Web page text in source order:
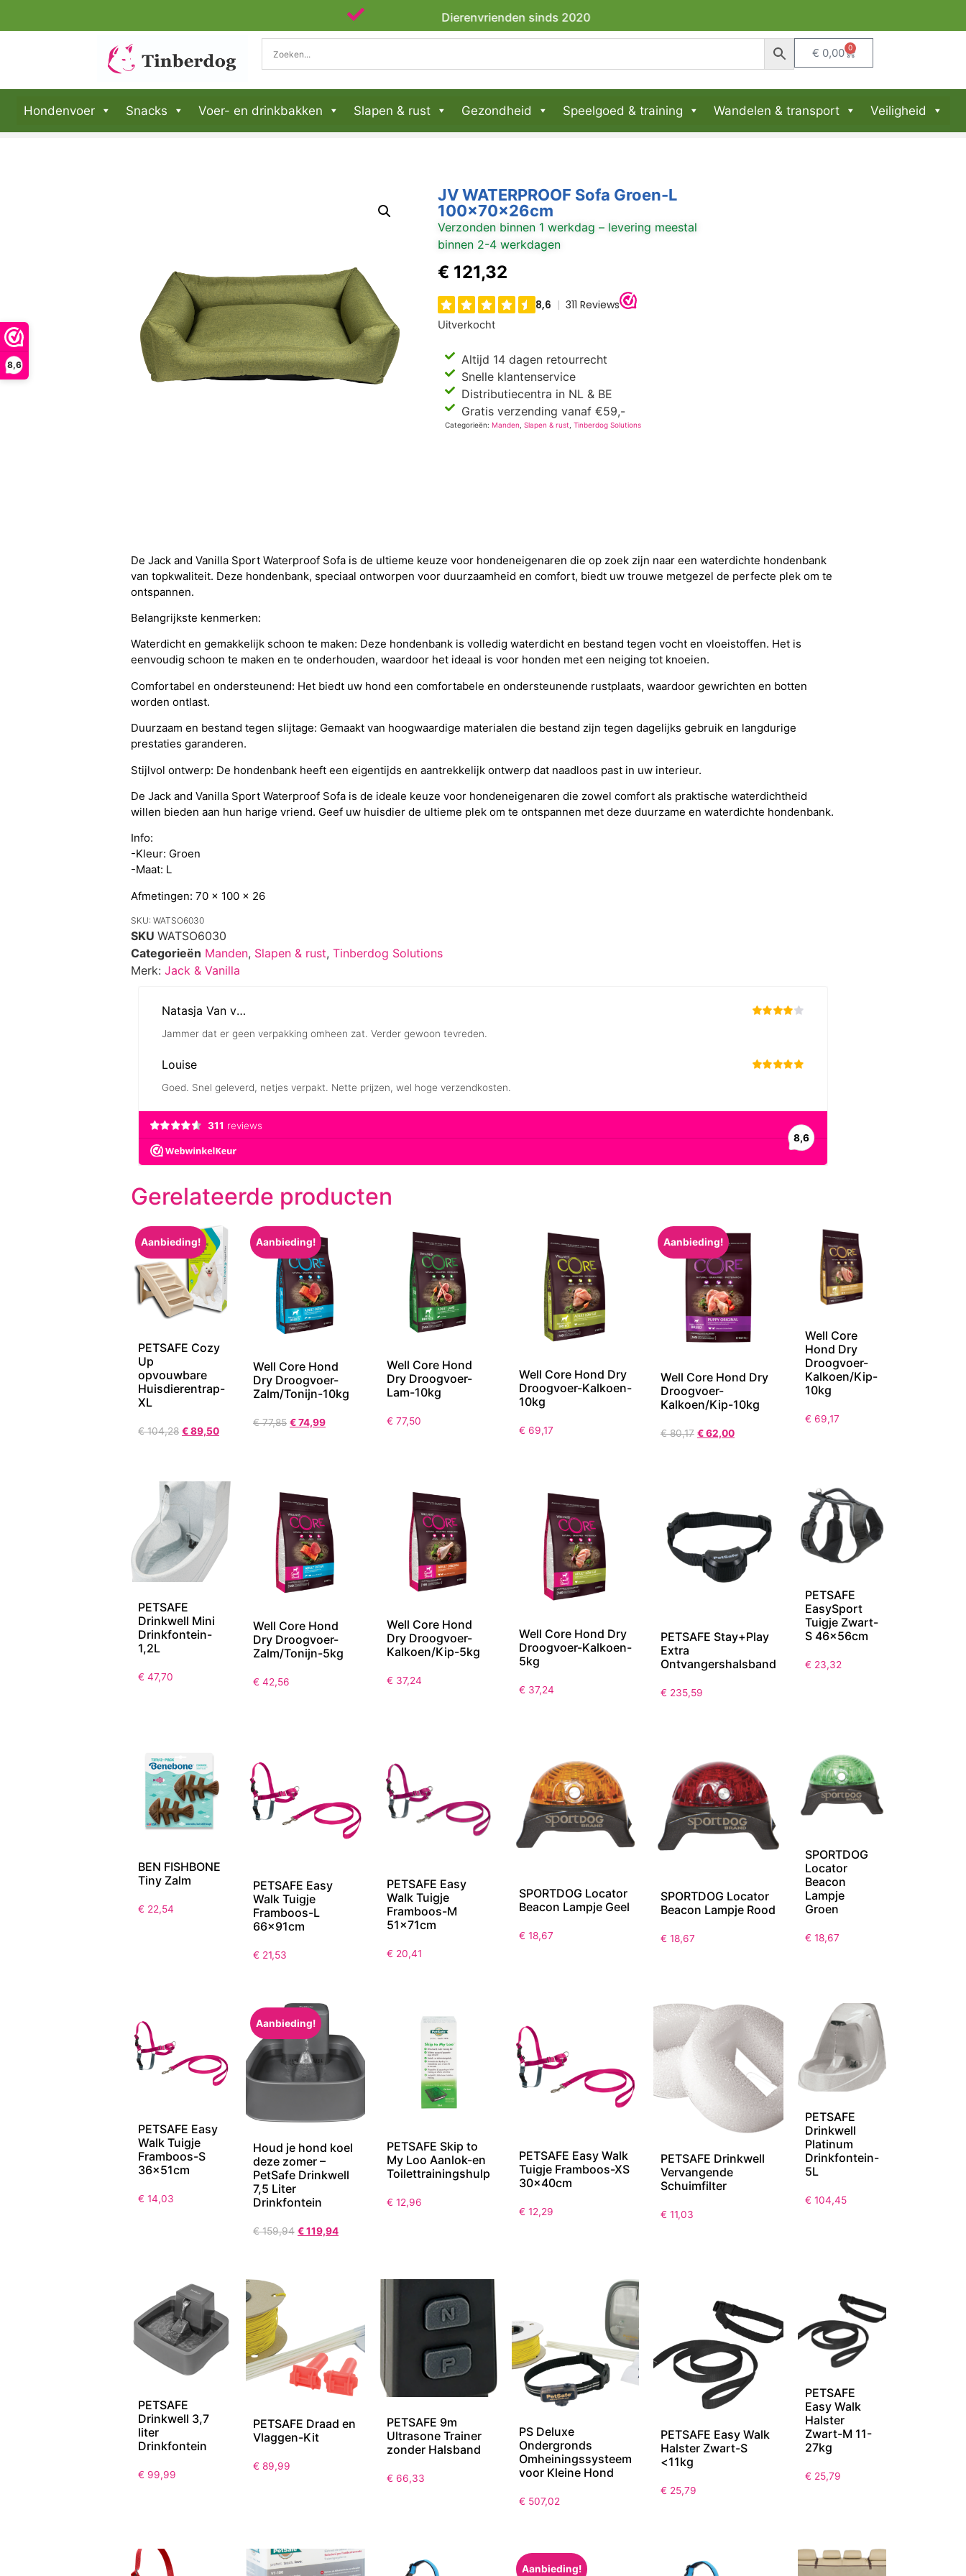
8,6
Dierenvrienden sinds 2020
€ 0,00 0
Hondenvoer Snacks Voer- en drinkbakken Slapen & rust Gezondheid Speelgoed & training Wandelen & transport Veiligheid
JV WATERPROOF Sofa Groen-L
100x70x26cm
Verzonden binnen 1 werkdag – levering meestal
binnen 2-4 werkdagen
€ 121,32
Uitverkocht
Altijd 14 dagen retourrecht
Snelle klantenservice
Distributiecentra in NL & BE
Gratis verzending vanaf €59,-
Categorieën:Manden ,Slapen & rust ,Tinberdog Solutions
De Jack and Vanilla Sport Waterproof Sofa is de ultieme keuze voor hondeneigenaren die op zoek zijn naar een waterdichte hondenbank
van topkwaliteit. Deze hondenbank, speciaal ontworpen voor duurzaamheid en comfort, biedt uw trouwe metgezel de perfecte plek om te
ontspannen.
Belangrijkste kenmerken:
Waterdicht en gemakkelijk schoon te maken: Deze hondenbank is volledig waterdicht en bestand tegen vocht en vloeistoffen. Het is
eenvoudig schoon te maken en te onderhouden, waardoor het ideaal is voor honden met een neiging tot knoeien.
Comfortabel en ondersteunend: Het biedt uw hond een comfortabele en ondersteunende rustplaats, waardoor gewrichten en botten
worden ontlast.
Duurzaam en bestand tegen slijtage: Gemaakt van hoogwaardige materialen die bestand zijn tegen dagelijks gebruik en langdurige
prestaties garanderen.
Stijlvol ontwerp: De hondenbank heeft een eigentijds en aantrekkelijk ontwerp dat naadloos past in uw interieur.
De Jack and Vanilla Sport Waterproof Sofa is de ideale keuze voor hondeneigenaren die zowel comfort als praktische waterdichtheid
willen bieden aan hun harige vriend. Geef uw huisdier de ultieme plek om te ontspannen met deze duurzame en waterdichte hondenbank.
Info:
-Kleur: Groen
-Maat: L
Afmetingen: 70 x 100 x 26
SKU: WATSO6030
SKU WATSO6030
Categorieën Manden, Slapen & rust, Tinberdog Solutions
Merk: Jack & Vanilla
Gerelateerde producten
Aanbieding!
PETSAFE Cozy
Up
opvouwbare
Huisdierentrap-
XL
€104,28 €89,50
Aanbieding!
Well Core Hond
Dry Droogvoer-
Zalm/Tonijn-10kg
€77,85 €74,99
Well Core Hond
Dry Droogvoer-
Lam-10kg
€ 77,50
Well Core Hond Dry
Droogvoer-Kalkoen-
10kg
€ 69,17
Aanbieding!
Well Core Hond Dry
Droogvoer-
Kalkoen/Kip-10kg
€80,17 €62,00
Well Core
Hond Dry
Droogvoer-
Kalkoen/Kip-
10kg
€ 69,17
PETSAFE
Drinkwell Mini
Drinkfontein-
1,2L
€ 47,70
Well Core Hond
Dry Droogvoer-
Zalm/Tonijn-5kg
€ 42,56
Well Core Hond
Dry Droogvoer-
Kalkoen/Kip-5kg
€ 37,24
Well Core Hond Dry
Droogvoer-Kalkoen-
5kg
€ 37,24
PETSAFE Stay+Play
Extra
Ontvangershalsband
€ 235,59
PETSAFE
EasySport
Tuigje Zwart-
S 46x56cm
€ 23,32
BEN FISHBONE
Tiny Zalm
€ 22,54
PETSAFE Easy
Walk Tuigje
Framboos-L
66x91cm
€ 21,53
PETSAFE Easy
Walk Tuigje
Framboos-M
51x71cm
€ 20,41
SPORTDOG Locator
Beacon Lampje Geel
€ 18,67
SPORTDOG Locator
Beacon Lampje Rood
€ 18,67
SPORTDOG
Locator
Beacon
Lampje
Groen
€ 18,67
PETSAFE Easy
Walk Tuigje
Framboos-S
36x51cm
€ 14,03
Aanbieding!
Houd je hond koel
deze zomer –
PetSafe Drinkwell
7,5 Liter
Drinkfontein
€159,94 €119,94
PETSAFE Skip to
My Loo Aanlok-en
Toilettrainingshulp
€ 12,96
PETSAFE Easy Walk
Tuigje Framboos-XS
30x40cm
€ 12,29
PETSAFE Drinkwell
Vervangende
Schuimfilter
€ 11,03
PETSAFE
Drinkwell
Platinum
Drinkfontein-
5L
€ 104,45
PETSAFE
Drinkwell 3,7
liter
Drinkfontein
€ 99,99
PETSAFE Draad en
Vlaggen-Kit
€ 89,99
PETSAFE 9m
Ultrasone Trainer
zonder Halsband
€ 66,33
PS Deluxe
Ondergronds
Omheiningssysteem
voor Kleine Hond
€ 507,02
PETSAFE Easy Walk
Halster Zwart-S
<11kg
€ 25,79
PETSAFE
Easy Walk
Halster
Zwart-M 11-
27kg
€ 25,79
Aanbieding!